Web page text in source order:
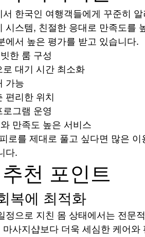
한국인 여행객들에게 꾸준히
시스템, 친절한 응대로 만족도를
에서 높은 평가를 받고 있습니다.
한 룸 구성
대기 시간 최소화
가능
편리한 위치
그램 운영
만족도 높은 서비스
로를 제대로 풀고 싶다면 많은
다.
천 포인트
복에 최적화
정으로 지친 몸 상태에서는 전문
사지샵보다 더욱 세심한 케어